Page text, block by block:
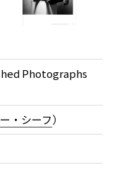
Photographs
・シーフ）